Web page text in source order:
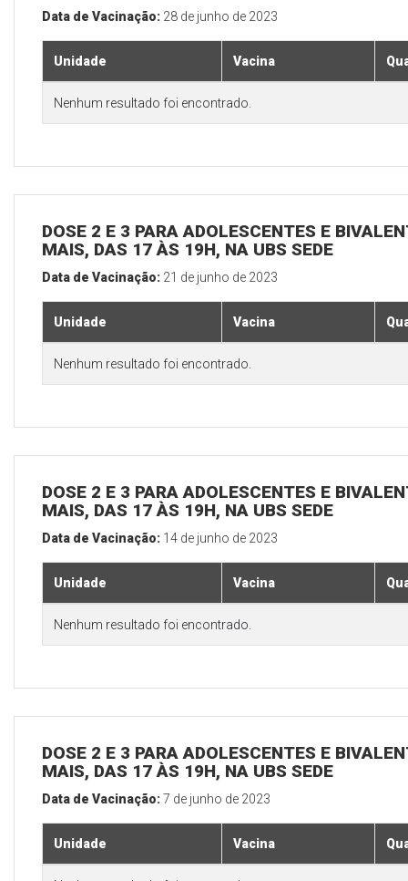
Data de Vacinação: 28 de junho de 2023
Unidade Vacina
Nenhum resultado foi encontrado.
DOSE 2 E 3 PARA ADOLESCENTES E
MAIS, DAS 17 ÀS 19H, NA UBS SEDE
Data de Vacinação: 21 de junho de 2023
Unidade Vacina
Nenhum resultado foi encontrado.
DOSE 2 E 3 PARA ADOLESCENTES E
MAIS, DAS 17 ÀS 19H, NA UBS SEDE
Data de Vacinação: 14 de junho de 2023
Unidade Vacina
Nenhum resultado foi encontrado.
DOSE 2 E 3 PARA ADOLESCENTES E
MAIS, DAS 17 ÀS 19H, NA UBS SEDE
Data de Vacinação:7 de junho de 2023
Unidade Vacina